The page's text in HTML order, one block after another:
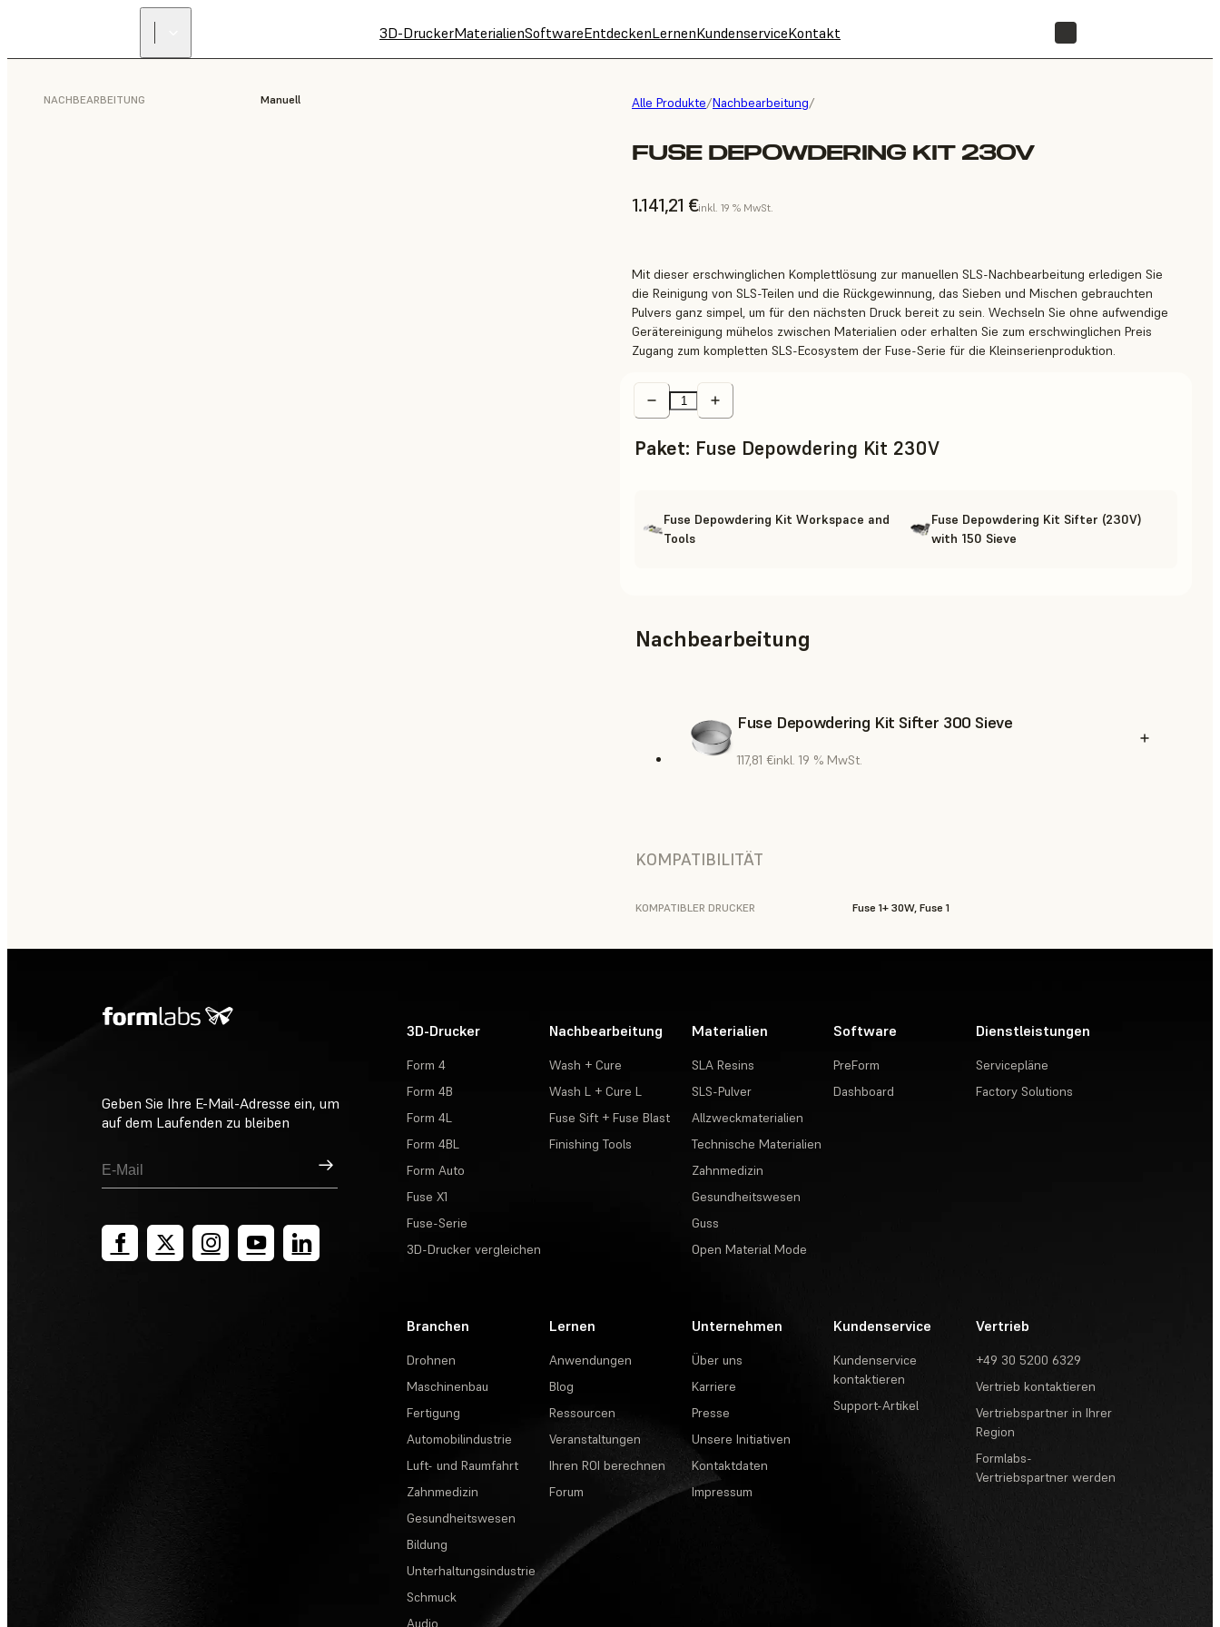
3D-DruckerMaterialienSoftwareEntdeckenLernenKundenserviceKontakt
Alle Produkte/Nachbearbeitung/
FUSE DEPOWDERING KIT 230V
1.141,21 €inkl. 19 % MwSt.
NACHBEARBEITUNG Manuell
Mit dieser erschwinglichen Komplettlösung zur manuellen SLS-Nachbearbeitung erledigen Sie
die Reinigung von SLS-Teilen und die Rückgewinnung, das Sieben und Mischen gebrauchten
Pulvers ganz simpel, um für den nächsten Druck bereit zu sein. Wechseln Sie ohne aufwendige
Gerätereinigung mühelos zwischen Materialien oder erhalten Sie zum erschwinglichen Preis
Zugang zum kompletten SLS-Ecosystem der Fuse-Serie für die Kleinserienproduktion.
Paket: Fuse Depowdering Kit 230V
Fuse Depowdering Kit Workspace and
Tools
Fuse Depowdering Kit Sifter (230V)
with 150 Sieve
Nachbearbeitung
Fuse Depowdering Kit Sifter 300 Sieve
117,81 €inkl. 19 % MwSt.
KOMPATIBILITÄT
KOMPATIBLER DRUCKER Fuse 1+ 30W, Fuse 1
Geben Sie Ihre E-Mail-Adresse ein, um
auf dem Laufenden zu bleiben
Registrieren
3D-Drucker
Form 4
Form 4B
Form 4L
Form 4BL
Form Auto
Fuse X1
Fuse-Serie
3D-Drucker vergleichen
Nachbearbeitung
Wash + Cure
Wash L + Cure L
Fuse Sift + Fuse Blast
Finishing Tools
Materialien
SLA Resins
SLS-Pulver
Allzweckmaterialien
Technische Materialien
Zahnmedizin
Gesundheitswesen
Guss
Open Material Mode
Software
PreForm
Dashboard
Dienstleistungen
Servicepläne
Factory Solutions
Branchen
Drohnen
Maschinenbau
Fertigung
Automobilindustrie
Luft- und Raumfahrt
Zahnmedizin
Gesundheitswesen
Bildung
Unterhaltungsindustrie
Schmuck
Audio
Lernen
Anwendungen
Blog
Ressourcen
Veranstaltungen
Ihren ROI berechnen
Forum
Unternehmen
Über uns
Karriere
Presse
Unsere Initiativen
Kontaktdaten
Impressum
Kundenservice
Kundenservice
kontaktieren
Support-Artikel
Vertrieb
+49 30 5200 6329
Vertrieb kontaktieren
Vertriebspartner in Ihrer
Region
Formlabs-
Vertriebspartner werden